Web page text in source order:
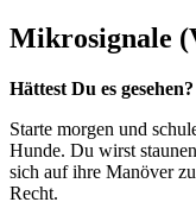
Mikrosignale
Hättest Du es gesehen?
Starte morgen und
Hunde. Du wirst
sich auf ihre Manöver
Recht.